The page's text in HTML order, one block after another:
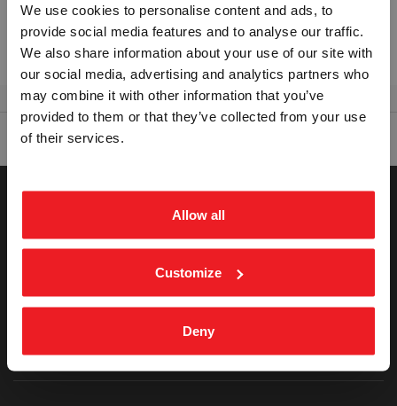
We use cookies to personalise content and ads, to
provide social media features and to analyse our traffic.
We also share information about your use of our site with
our social media, advertising and analytics partners who
may combine it with other information that you’ve
provided to them or that they’ve collected from your use
of their services.
Allow all
Customize
Deny
Høyde 150 mm avpasset lengde
Tekst og ramme i relieff
Hvit/sort brennlakkert
Min side
Ordrestatus
Vennligst velg portal
BEDRIFT PRIVAT